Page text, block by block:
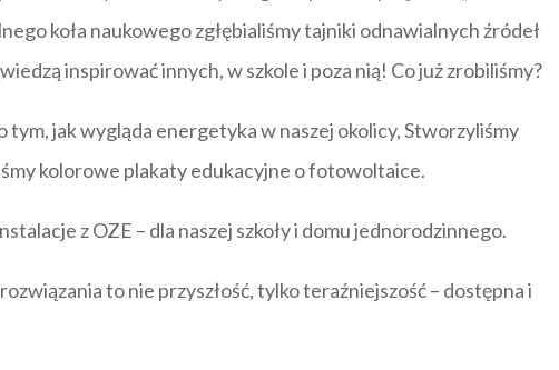
koła naukowego zgłębialiśmy tajniki odnawialnych źródeł
inspirować innych, w szkole i poza nią! Co już zrobiliśmy?
tym, jak wygląda energetyka w naszej okolicy, Stworzyliśmy
kolorowe plakaty edukacyjne o fotowoltaice.
z OZE – dla naszej szkoły i domu jednorodzinnego.
to nie przyszłość, tylko teraźniejszość – dostępna i